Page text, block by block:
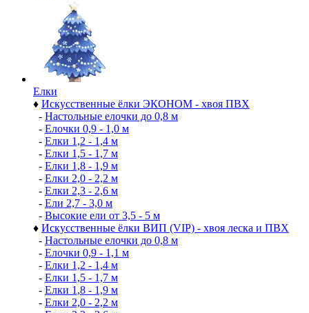
Елки
♦ Искусственные ёлки ЭКОНОМ - хвоя ПВХ
- Настольные елочки до 0,8 м
- Елочки 0,9 - 1,0 м
- Елки 1,2 - 1,4 м
- Елки 1,5 - 1,7 м
- Елки 1,8 - 1,9 м
- Елки 2,0 - 2,2 м
- Елки 2,3 - 2,6 м
- Ели 2,7 - 3,0 м
- Высокие ели от 3,5 - 5 м
♦ Искусственные ёлки ВИП (VIP) - хвоя леска и ПВХ
- Настольные елочки до 0,8 м
- Елочки 0,9 - 1,1 м
- Елки 1,2 - 1,4 м
- Елки 1,5 - 1,7 м
- Елки 1,8 - 1,9 м
- Елки 2,0 - 2,2 м